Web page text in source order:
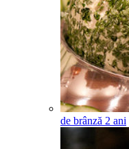
de brânză 2 ani